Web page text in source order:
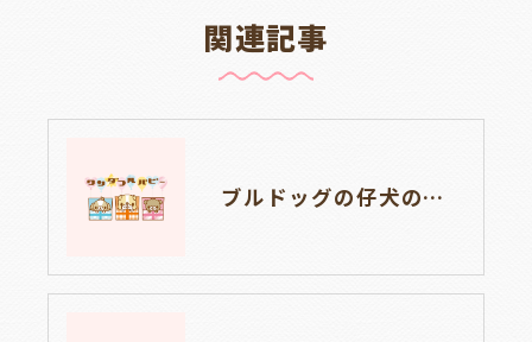
関連記事
ブルドッグの仔犬のお目目があきました👀💑🐶岐阜県養老町のブリーダーワンダフルパピーです。